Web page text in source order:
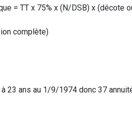
= TT x 75% x (N/DSB) x (décote
complète)
23 ans au 1/9/1974 donc 37